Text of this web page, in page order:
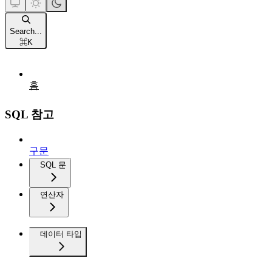
Search...
⌘K
홈
SQL 참고
구문
SQL 문
연산자
데이터 타입